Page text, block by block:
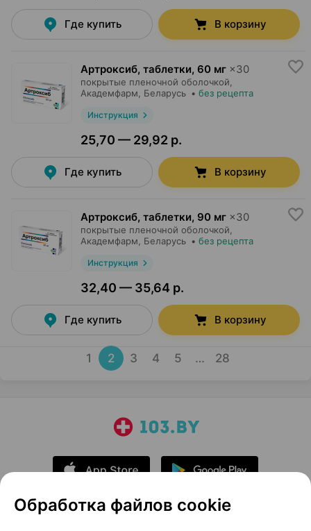
Где купить В корзину
Артроксиб, таблетки, 60 мг ×30
покрытые пленочной оболочкой,
Академфарм , Беларусь • без рецепта
Инструкция
25,70 — 29,92 р.
Где купить В корзину
Артроксиб, таблетки, 90 мг ×30
покрытые пленочной оболочкой,
Академфарм , Беларусь • без рецепта
Инструкция
32,40 — 35,64 р.
Где купить В корзину
1 2 3 4 5 … 28
Обработка файлов cookie